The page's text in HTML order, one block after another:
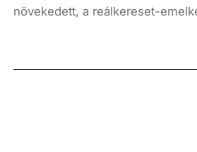
növekedett, a reálkereset-
százalékot, a nettóé 11,0